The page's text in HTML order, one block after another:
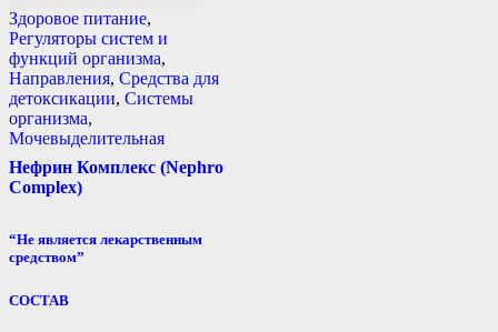
Здоровое питание,
Регуляторы систем и
функций организма,
Направления, Средства для
детоксикации, Системы
организма,
Мочевыделительная
Нефрин Комплекс (Nephro
Complex)
“Не является лекарственным
средством”
СОСТАВ